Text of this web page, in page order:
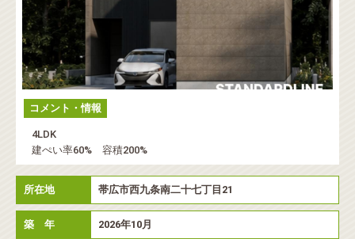
コメント・情報
4LDK
建ぺい率60% 容積200%
所在地 帯広市西九条南二十七丁目21
築 年 2026年10月